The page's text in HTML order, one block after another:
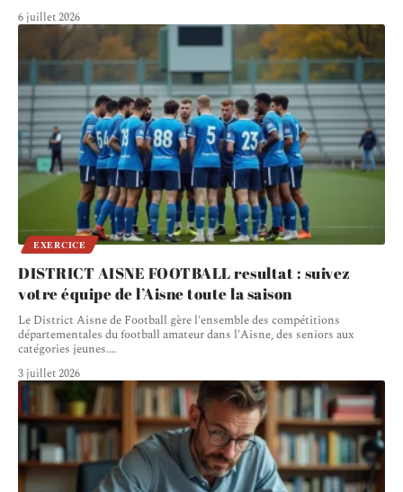
6 juillet 2026
EXERCICE
DISTRICT AISNE FOOTBALL resultat : suivez
votre équipe de l’Aisne toute la saison
Le District Aisne de Football gère l'ensemble des compétitions
départementales du football amateur dans l'Aisne, des seniors aux
catégories jeunes.…
3 juillet 2026